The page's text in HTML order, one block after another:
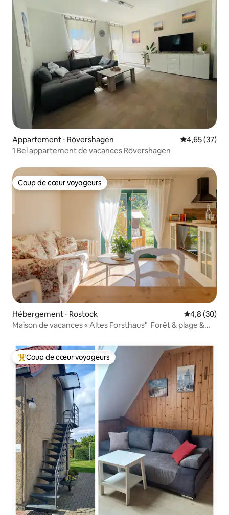
Appartement ⋅ Rövershagen Évaluation
4,65 (37)
1 Bel appartement de vacances Rövershagen
Coup de cœur voyageurs
Coup de cœur voyageurs
Hébergement ⋅ Rostock Évaluation
4,8 (30)
Maison de vacances « Altes Forsthaus" Forêt & plage &
Coups de cœur voyageurs les plus appréciés
Coup de cœur voyageurs